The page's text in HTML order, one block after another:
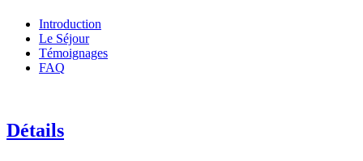
Introduction
Le Séjour
Témoignages
FAQ
Détails